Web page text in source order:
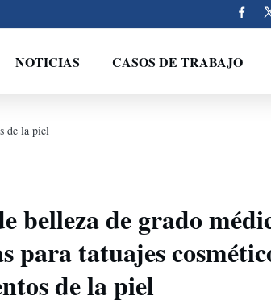
NOTICIAS CASOS DE TRABAJO
de la piel
belleza de grado
para tatuajes
de la piel